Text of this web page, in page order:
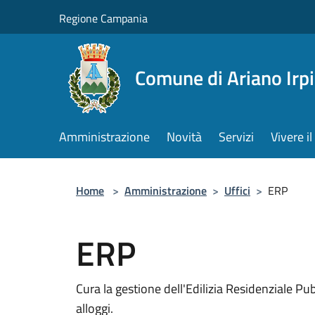
Regione Campania
Comune di Ariano
Amministrazione Novità Servizi Vivere
Home > Amministrazione > Uffici > ERP
ERP
Cura la gestione dell'Edilizia Residenziale
alloggi.